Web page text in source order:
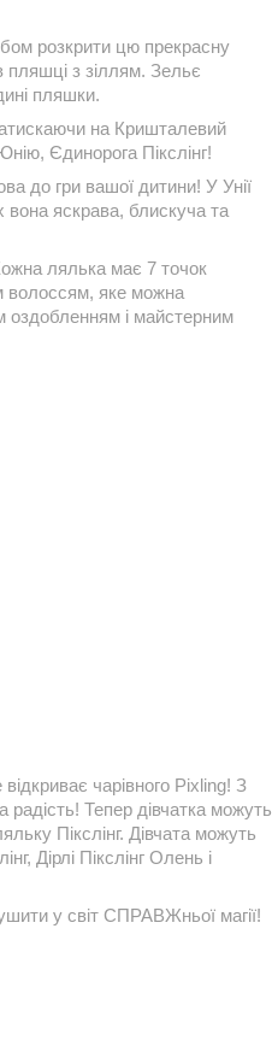
розкрити цю прекрасну
пляшці з зіллям. Зельє
пляшки.
на Кришталевий
Єдинорога Пікслінг!
до гри вашої дитини! У Унії
вона яскрава, блискуча та
лялька має 7 точок
волоссям, яке можна
оздобленням і майстерним
чарівного Pixling! З
радість! Тепер дівчатка можуть
Пікслінг. Дівчата можуть
Дірлі Пікслінг Олень і
у світ СПРАВЖньої магії!